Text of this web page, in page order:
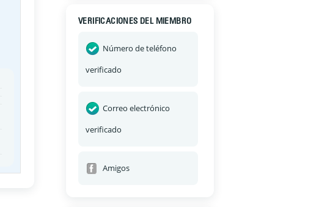
VERIFICACIONES DEL MIEMBRO
Número de teléfono
verificado
Correo electrónico
verificado
Amigos